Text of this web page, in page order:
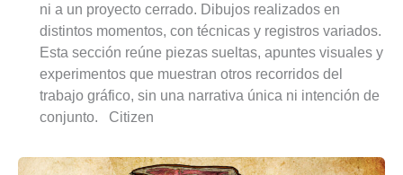
ni a un proyecto cerrado. Dibujos realizados en
distintos momentos, con técnicas y registros variados.
Esta sección reúne piezas sueltas, apuntes visuales y
experimentos que muestran otros recorridos del
trabajo gráfico, sin una narrativa única ni intención de
conjunto. Citizen